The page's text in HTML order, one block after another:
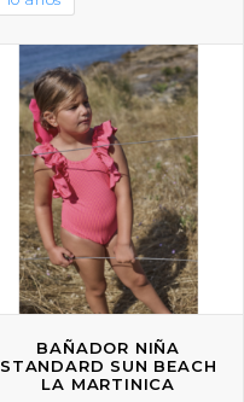
BAÑADOR NIÑA
STANDARD SUN BEACH
LA MARTINICA